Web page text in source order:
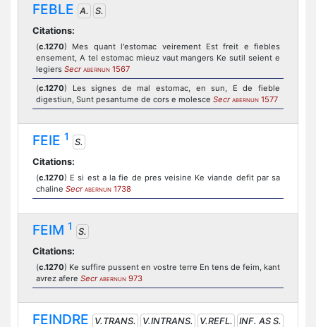
FEBLE A.
S.
Citations:
(c.1270) Mes quant l'estomac veirement Est freit e fiebles
ensement, A tel estomac mieuz vaut mangers Ke sutil seient e
legiers Secr ABERNUN 1567
(c.1270) Les signes de mal estomac, en sun, E de fieble
digestiun, Sunt pesantume de cors e molesce Secr ABERNUN 1577
FEIE 1
S.
Citations:
(c.1270) E si est a la fie de pres veisine Ke viande defit par sa
chaline Secr ABERNUN 1738
FEIM 1
S.
Citations:
(c.1270) Ke suffire pussent en vostre terre En tens de feim, kant
avrez afere Secr ABERNUN 973
FEINDRE V.TRANS. V.INTRANS. V.REFL. INF. AS S.